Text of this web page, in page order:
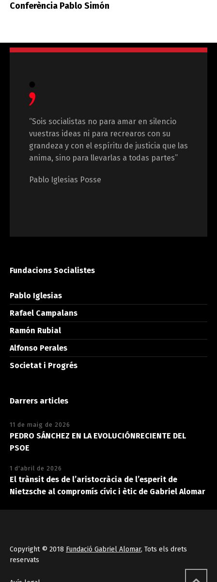
Conferència Pablo Simón
“Sois socialistas no para amar en silencio
vuestras ideas ni para recrearos con su
grandeza y con el espíritu de justicia que las
anima, sino para llevarlas a todas partes”
Pablo Iglesias Posse
Fundacions Socialistes
Pablo Iglesias
Rafael Campalans
Ramón Rubial
Alfonso Perales
Societat i Progrés
Darrers articles
11 de maig de 2026
PEDRO SÁNCHEZ EN LA EVOLUCIÓNRECIENTE DEL
PSOE
1 d'abril de 2026
El trànsit des de l’aristocràcia de l’esperit de
Nietzsche al compromís cívic i ètic de Gabriel Alomar
Copyright © 2018 Fundació Gabriel Alomar, Tots els drets
reservats